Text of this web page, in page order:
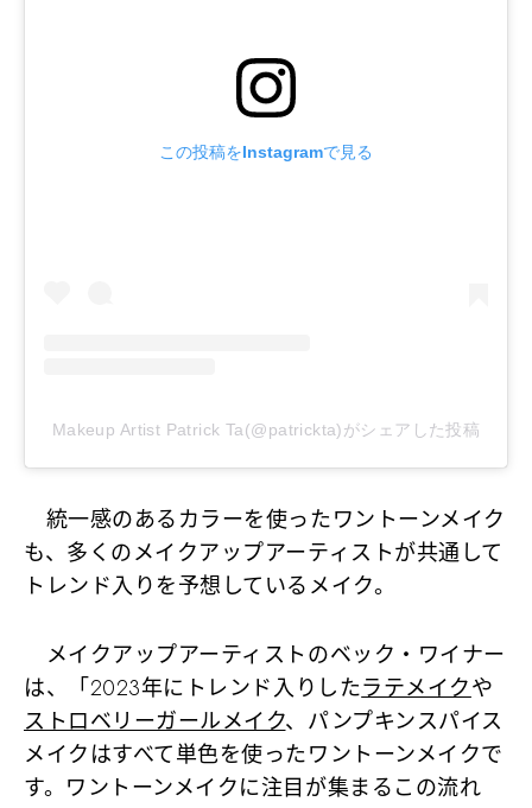
この投稿をInstagramで見る
Makeup Artist Patrick Ta(@patrickta)がシェアした投稿
統一感のあるカラーを使ったワントーンメイク
も、多くのメイクアップアーティストが共通して
トレンド入りを予想しているメイク。
メイクアップアーティストのベック・ワイナー
は、「2023年にトレンド入りしたラテメイクや
ストロベリーガールメイク、パンプキンスパイス
メイクはすべて単色を使ったワントーンメイクで
す。ワントーンメイクに注目が集まるこの流れ